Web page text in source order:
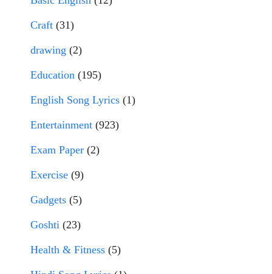
Craft (31)
drawing (2)
Education (195)
English Song Lyrics (1)
Entertainment (923)
Exam Paper (2)
Exercise (9)
Gadgets (5)
Goshti (23)
Health & Fitness (5)